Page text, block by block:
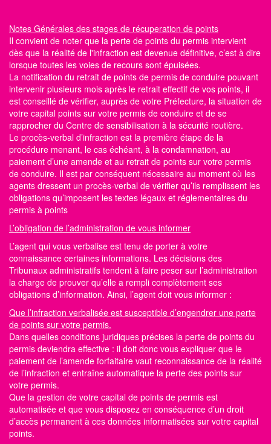
Notes Générales des stages de récuperation de points
Il convient de noter que la perte de points du permis intervient
dès que la réalité de l'infraction est devenue définitive, c’est à dire
lorsque toutes les voies de recours sont épuisées.
La notification du retrait de points de permis de conduire pouvant
intervenir plusieurs mois après le retrait effectif de vos points, il
est conseillé de vérifier, auprès de votre Préfecture, la situation de
votre capital points sur votre permis de conduire et de se
rapprocher du Centre de sensibilisation à la sécurité routière.
Le procès-verbal d’infraction est la première étape de la
procédure menant, le cas échéant, à la condamnation, au
paiement d’une amende et au retrait de points sur votre permis
de conduire. Il est par conséquent nécessaire au moment où les
agents dressent un procès-verbal de vérifier qu’ils remplissent les
obligations qu’imposent les textes légaux et réglementaires du
permis à points
L’obligation de l’administration de vous informer
L’agent qui vous verbalise est tenu de porter à votre
connaissance certaines informations. Les décisions des
Tribunaux administratifs tendent à faire peser sur l’administration
la charge de prouver qu’elle a rempli complètement ses
obligations d’information. Ainsi, l’agent doit vous informer :
Que l’infraction verbalisée est susceptible d’engendrer une perte
de points sur votre permis.
Dans quelles conditions juridiques précises la perte de points du
permis deviendra effective : il doit donc vous expliquer que le
paiement de l’amende forfaitaire vaut reconnaissance de la réalité
de l’infraction et entraîne automatique la perte des points sur
votre permis.
Que la gestion de votre capital de points de permis est
automatisée et que vous disposez en conséquence d’un droit
d’accès permanent à ces données informatisées sur votre capital
points.